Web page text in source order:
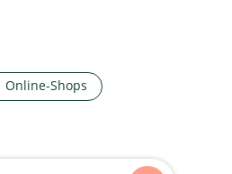
Online-Shops
Online-Shops